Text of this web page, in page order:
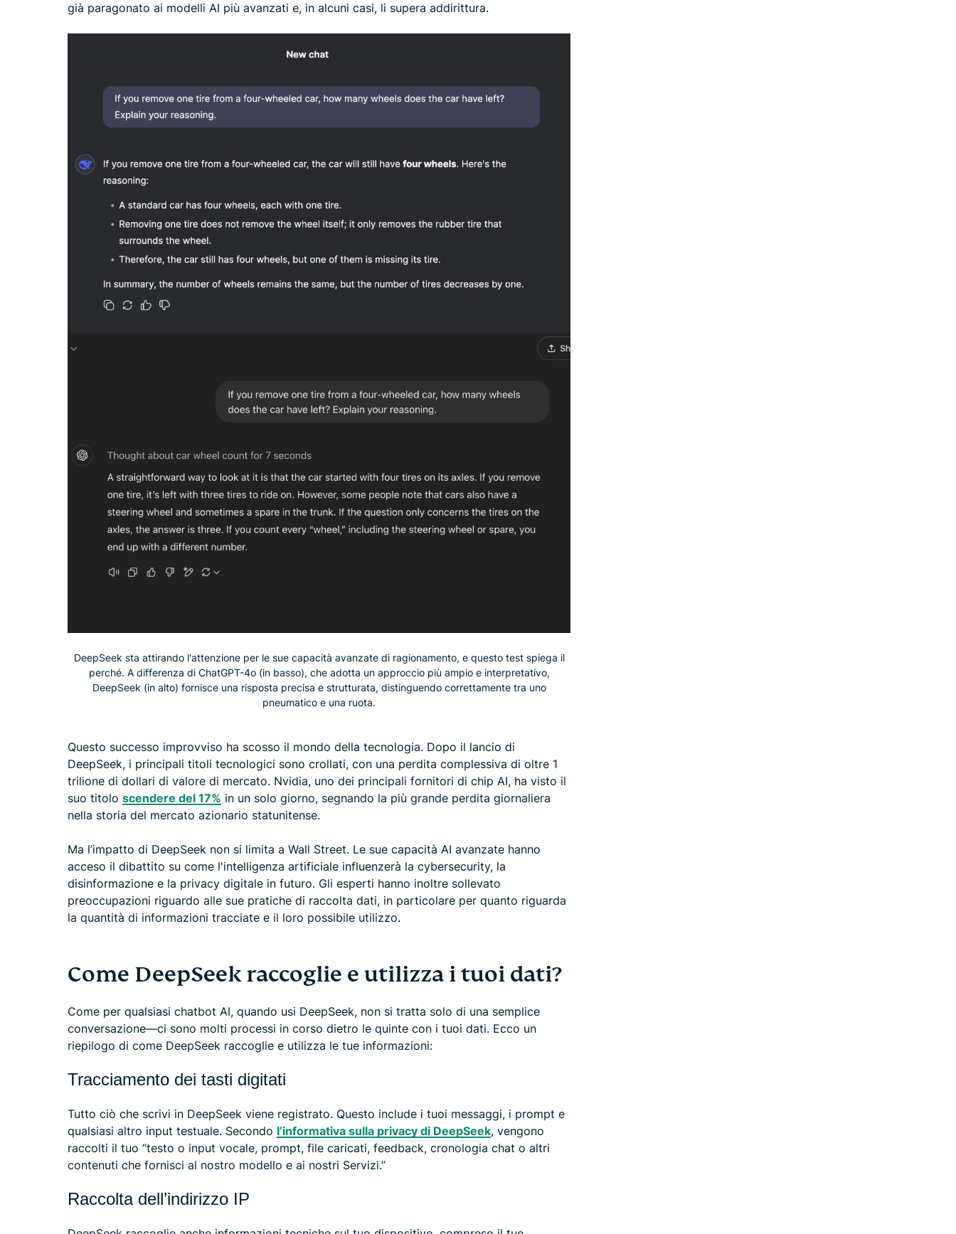
già paragonato ai modelli AI più avanzati e, in alcuni casi, li supera addirittura.
DeepSeek sta attirando l'attenzione per le sue capacità avanzate di ragionamento, e questo test spiega il
perché. A differenza di ChatGPT-4o (in basso), che adotta un approccio più ampio e interpretativo,
DeepSeek (in alto) fornisce una risposta precisa e strutturata, distinguendo correttamente tra uno
pneumatico e una ruota.
Questo successo improvviso ha scosso il mondo della tecnologia. Dopo il lancio di
DeepSeek, i principali titoli tecnologici sono crollati, con una perdita complessiva di oltre 1
trilione di dollari di valore di mercato. Nvidia, uno dei principali fornitori di chip AI, ha visto il
suo titolo scendere del 17% in un solo giorno, segnando la più grande perdita giornaliera
nella storia del mercato azionario statunitense.
Ma l’impatto di DeepSeek non si limita a Wall Street. Le sue capacità AI avanzate hanno
acceso il dibattito su come l'intelligenza artificiale influenzerà la cybersecurity, la
disinformazione e la privacy digitale in futuro. Gli esperti hanno inoltre sollevato
preoccupazioni riguardo alle sue pratiche di raccolta dati, in particolare per quanto riguarda
la quantità di informazioni tracciate e il loro possibile utilizzo.
Come DeepSeek raccoglie e utilizza i tuoi dati?
Come per qualsiasi chatbot AI, quando usi DeepSeek, non si tratta solo di una semplice
conversazione—ci sono molti processi in corso dietro le quinte con i tuoi dati. Ecco un
riepilogo di come DeepSeek raccoglie e utilizza le tue informazioni:
Tracciamento dei tasti digitati
Tutto ciò che scrivi in DeepSeek viene registrato. Questo include i tuoi messaggi, i prompt e
qualsiasi altro input testuale. Secondo l’informativa sulla privacy di DeepSeek, vengono
raccolti il tuo “testo o input vocale, prompt, file caricati, feedback, cronologia chat o altri
contenuti che fornisci al nostro modello e ai nostri Servizi.”
Raccolta dell’indirizzo IP